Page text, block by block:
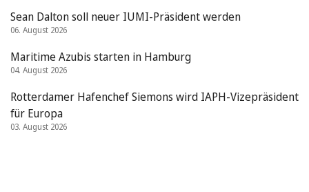
Sean Dalton soll neuer IUMI-Präsident werden
06. August 2026
Maritime Azubis starten in Hamburg
04. August 2026
Rotterdamer Hafenchef Siemons wird IAPH-Vizepräsident
für Europa
03. August 2026